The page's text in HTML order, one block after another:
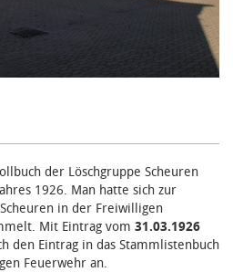
der Löschgruppe Scheuren
1926. Man hatte sich zur
in der Freiwilligen
Mit Eintrag vom 31.03.1926
den Eintrag in das Stammlistenbuch
Feuerwehr an.